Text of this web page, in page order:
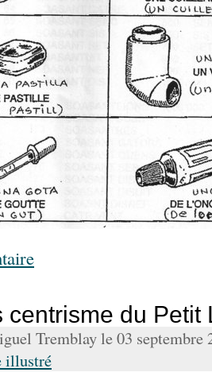
centrisme du Petit
Tremblay le 03 septembre
illustré